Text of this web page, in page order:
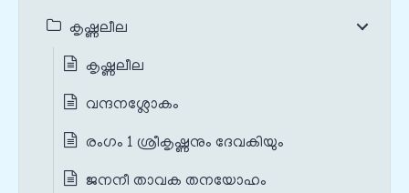
കൃഷ്ണലീല
കൃഷ്ണലീല
വന്ദനശ്ലോകം
രംഗം 1 ശ്രീകൃഷ്ണനും ദേവകിയും
ജനനീ താവക തനയോഹം